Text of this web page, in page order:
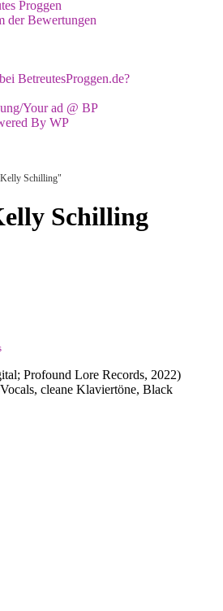
Proggen
der Bewertungen
BetreutesProggen.de?
Your ad @ BP
By WP
Schilling"
Schilling
Profound Lore Records, 2022)
cleane Klaviertöne, Black